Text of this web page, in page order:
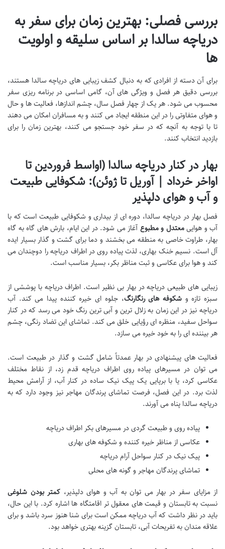
بررسی فصلی: بهترین زمان برای سفر به
دریاچه سالدا بر اساس سلیقه و اولویت
ها
برای آن دسته از افرادی که به دنبال کشف زیبایی های دریاچه سالدا هستند،
بررسی دقیق هر فصل و ویژگی های آن، گامی اساسی در برنامه ریزی سفر
محسوب می شود. هر یک از چهار فصل سال، چشم اندازها، فعالیت ها و حال
و هوای متفاوتی را در این منطقه ایجاد می کنند و به مسافران امکان می دهند
تا با توجه به آنچه که در سفر خود جستجو می کنند، بهترین زمان را برای
بازدید انتخاب کنند.
بهار در کنار دریاچه سالدا (اواسط فروردین تا
اواخر خرداد | آوریل تا ژوئن): شکوفایی طبیعت
و آب و هوای دلپذیر
فصل بهار در دریاچه سالدا، دوره ای از بیداری و شکوفایی طبیعت است که با
آب و هواییمعتدل و مطبوعآغاز می شود. در این ایام، بارش های گاه به گاه
بهار، طراوت خاصی به منطقه می بخشند و دما برای گشت و گذار بسیار ایده
آل است. نسیم خنک بهاری، لذت پیاده روی در اطراف دریاچه را دوچندان می
کند و هوا برای عکاسی و ثبت مناظر بکر، بسیار مناسب است.
زیبایی های طبیعی دریاچه در بهار بی نظیر است. اطراف دریاچه با پوششی از
سبزه تازه وشکوفه های رنگارنگ، جلوه ای خیره کننده پیدا می کند. آب
دریاچه نیز در این زمان به زلال ترین و آبی ترین رنگ خود می رسد که در کنار
سواحل سفید، منظره ای رؤیایی خلق می کند. تماشای این تضاد رنگی، چشم
هر بیننده ای را به خود خیره می سازد.
فعالیت های پیشنهادی در بهار عمدتاً شامل گشت و گذار در طبیعت است.
می توان در مسیرهای پیاده روی اطراف دریاچه قدم زد، از نقاط مختلف
عکاسی کرد، یا با برپایی یک پیک نیک ساده در کنار آب، از آرامش محیط
لذت برد. در این فصل، فرصت تماشای پرندگان مهاجر نیز وجود دارد که به
دریاچه سالدا پناه می آورند.
پیاده روی و طبیعت گردی در مسیرهای بکر اطراف دریاچه
عکاسی از مناظر خیره کننده و شکوفه های بهاری
پیک نیک در کنار سواحل آرام دریاچه
تماشای پرندگان مهاجر و گونه های محلی
از مزایای سفر در بهار می توان به آب و هوای دلپذیر، کمتر بودن شلوغی
نسبت به تابستان و قیمت های معقول تر اقامتگاه ها اشاره کرد. با این حال،
باید در نظر داشت که آب دریاچه ممکن است برای شنا هنوز سرد باشد و برای
علاقه مندان به تفریحات آبی، تابستان گزینه بهتری خواهد بود.